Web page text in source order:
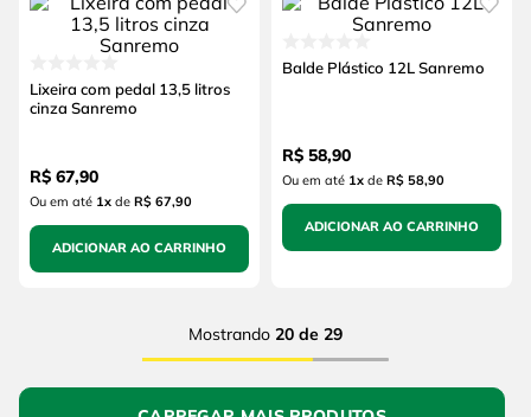
Lixeira com pedal 13,5 litros
cinza Sanremo
R$ 67,90
Ou em até 1xde R$ 67,90
ADICIONAR AO CARRINHO
Balde Plástico 12L Sanremo
R$ 58,90
Ou em até 1xde R$ 58,90
ADICIONAR AO CARRINHO
Mostrando 20 de 29